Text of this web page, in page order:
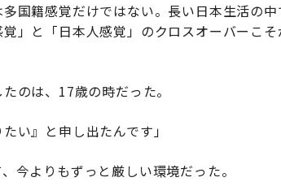
国籍感覚だけではない。長い日本生活の
」と「日本人感覚」のクロスオーバーこ
のは、17歳の時だった。
い』と申し出たんです」
今よりもずっと厳しい環境だった。